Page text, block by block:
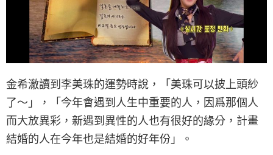
金希澈讀到李美珠的運勢時說，「美珠可以披上頭紗
了～」，「今年會遇到人生中重要的人，因爲那個人
而大放異彩，新遇到異性的人也有很好的緣分，計畫
結婚的人在今年也是結婚的好年份」。